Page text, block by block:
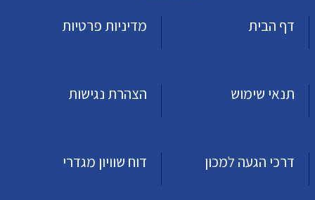
דף הבית
מדיניות פרטיות
תנאי שימוש הצהרת נגישות
דרכי הגעה למכון דוח שוויון מגדרי